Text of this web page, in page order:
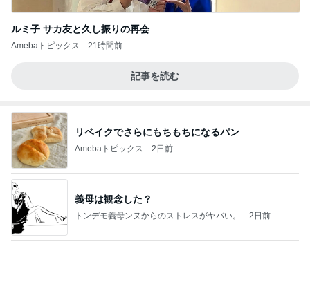
ルミ子 サカ友と久し振りの再会
Amebaトピックス 21時間前
記事を読む
リベイクでさらにもちもちになるパン
Amebaトピックス 2日前
義母は観念した？
トンデモ義母ンヌからのストレスがヤバい。 2日前